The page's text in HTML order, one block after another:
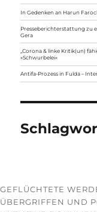
In Gedenken an Harun
Presseberichterstattung zu
Gera
„Corona & linke Kritik(un)
»Schwurbelei«
Antifa-Prozess in Fulda –
GEFLÜCHTETE
ÜBERGRIFFEN UND